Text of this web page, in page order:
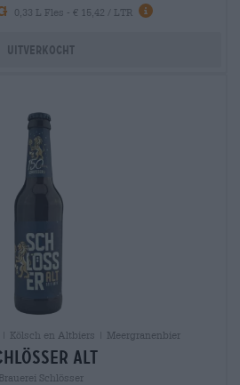
0,33 L Fles - € 15,42 / LTR
Uitverkocht
| Kölsch en Altbiers | Meergranenbier
alt
Brauerei Schlösser